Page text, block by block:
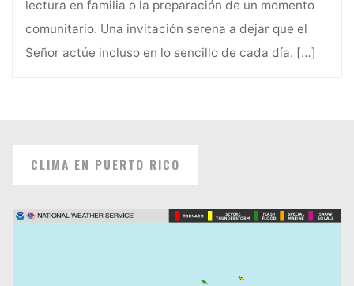
lectura en familia o la preparación de un momento
comunitario. Una invitación serena a dejar que el
Señor actúe incluso en lo sencillo de cada día. […]
CLIMA EN PUERTO RICO